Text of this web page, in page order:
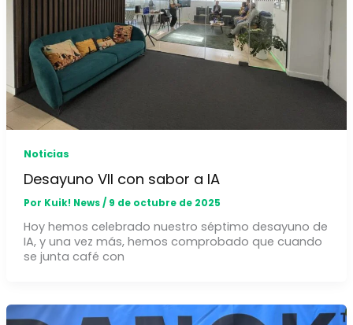
Noticias
Desayuno VII con sabor a IA
Por Kuik! News/ 9 de octubre de 2025
Hoy hemos celebrado nuestro séptimo desayuno de
IA, y una vez más, hemos comprobado que cuando
se junta café con